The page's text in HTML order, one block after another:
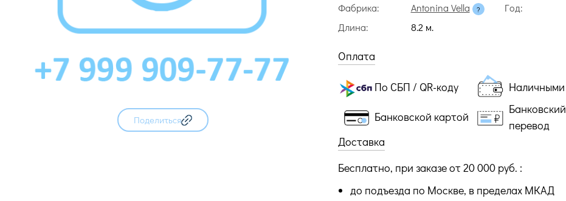
Поделиться
Фабрика:
Antonina Vella
Длина:
8.2 м.
Год:
Оплата
По СБП / QR-коду Наличными
Банковской картой
Банковский
перевод
Доставка
Бесплатно, при заказе от 20 000 руб. :
до подъезда по Москве, в пределах МКАД